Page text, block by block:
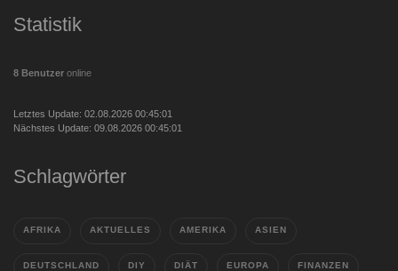
Statistik
8 Benutzer online
Letztes Update: 02.08.2026 00:45:01
Nächstes Update: 09.08.2026 00:45:01
Schlagwörter
AFRIKA AKTUELLES AMERIKA ASIEN
DEUTSCHLAND DIY DIÄT EUROPA FINANZEN